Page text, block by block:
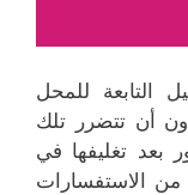
التابعة للمحل
أن تتضرر تلك
بعد تغليفها في
من الاستفسارات